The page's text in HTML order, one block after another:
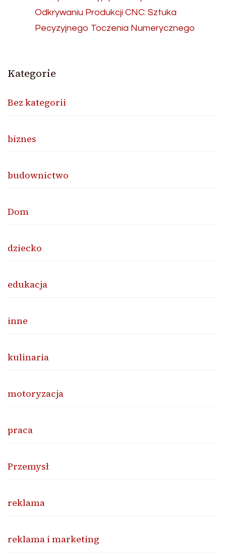
Odkrywaniu Produkcji CNC: Sztuka
Pecyzyjnego Toczenia Numerycznego
Kategorie
Bez kategorii
biznes
budownictwo
Dom
dziecko
edukacja
inne
kulinaria
motoryzacja
praca
Przemysł
reklama
reklama i marketing